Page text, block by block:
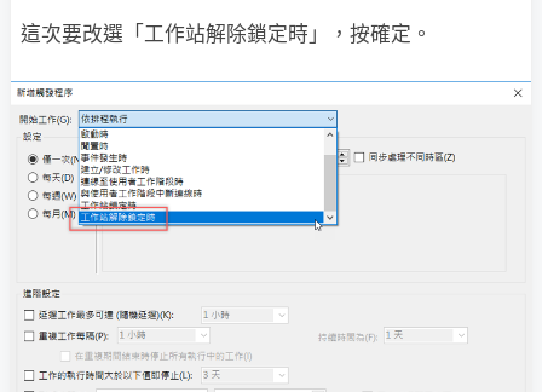
這次要改選「工作站解除鎖定時」，按確定。